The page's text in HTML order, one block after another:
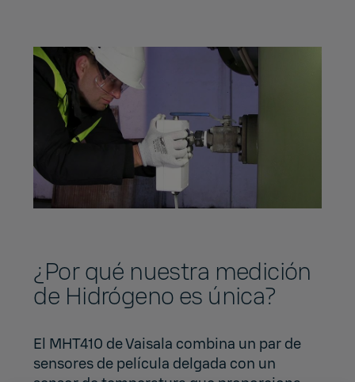
¿Por qué nuestra medición
de Hidrógeno es única?
El MHT410 de Vaisala combina un par de
sensores de película delgada con un